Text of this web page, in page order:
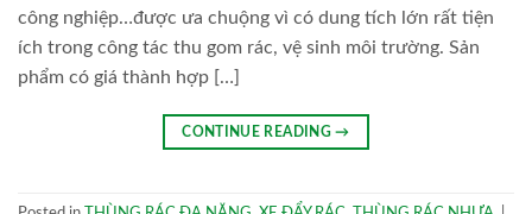
công nghiệp…được ưa chuộng vì có dung tích lớn rất tiện
ích trong công tác thu gom rác, vệ sinh môi trường. Sản
phẩm có giá thành hợp […]
CONTINUE READING→